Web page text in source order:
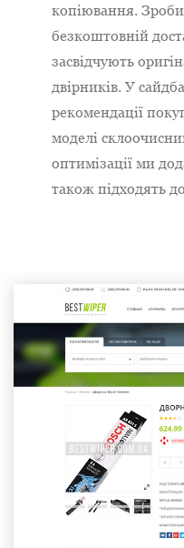
копіювання.
безкоштовній
засвідчують
двірників. У
рекомендації
моделі
оптимізації ми
також підходять